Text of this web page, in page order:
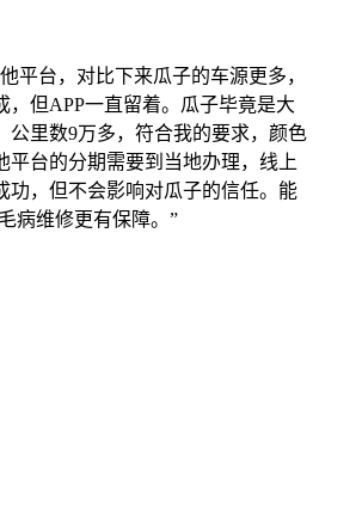
平台，对比下来瓜子的车源更多，
但APP一直留着。瓜子毕竟是大
公里数9万多，符合我的要求，颜色
台的分期需要到当地办理，线上
功，但不会影响对瓜子的信任。能
病维修更有保障。”